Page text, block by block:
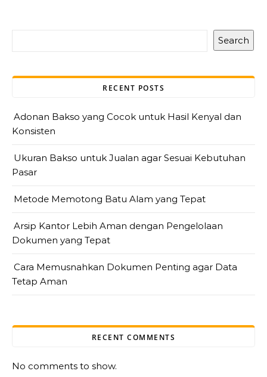
Search
RECENT POSTS
Adonan Bakso yang Cocok untuk Hasil Kenyal dan
Konsisten
Ukuran Bakso untuk Jualan agar Sesuai Kebutuhan
Pasar
Metode Memotong Batu Alam yang Tepat
Arsip Kantor Lebih Aman dengan Pengelolaan
Dokumen yang Tepat
Cara Memusnahkan Dokumen Penting agar Data
Tetap Aman
RECENT COMMENTS
No comments to show.